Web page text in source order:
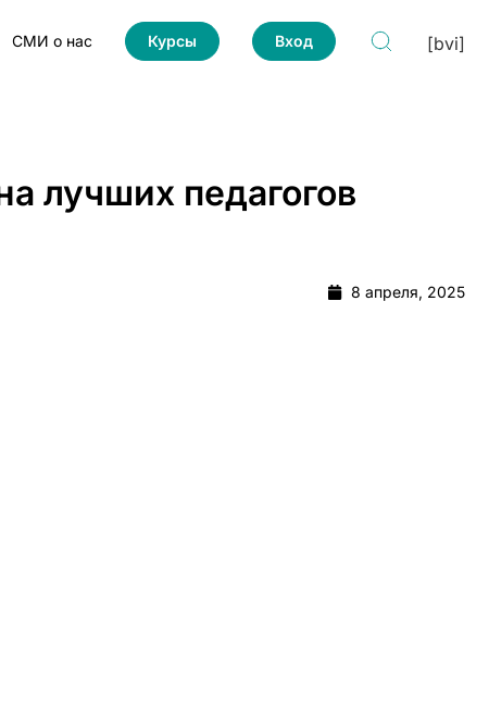
СМИ о нас Курсы Вход [bvi]
лучших педагогов
8 апреля, 2025